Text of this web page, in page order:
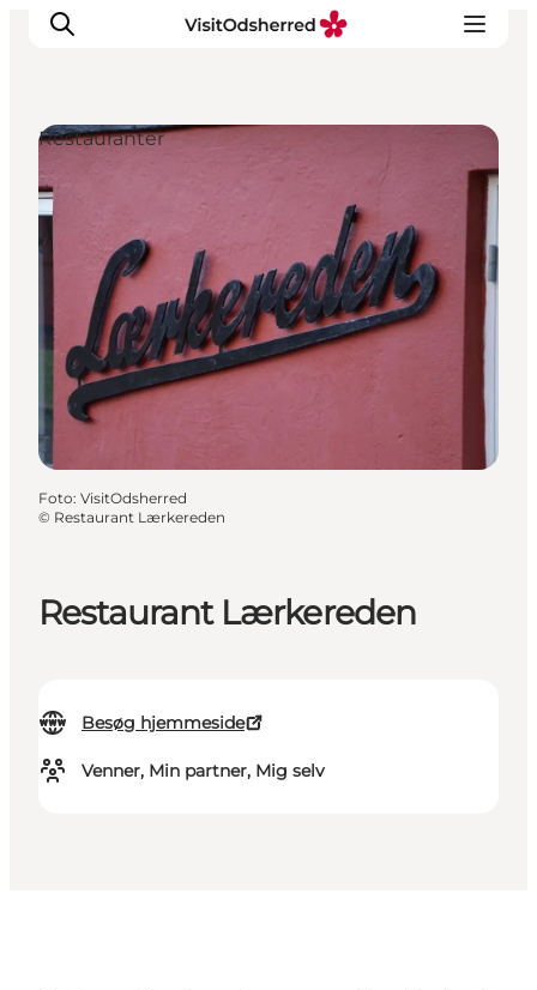
DET SKER
OPLEV
SPIS
OVERNAT
PRAKTISK
NYHEDSBREV
Restaurant Lærkereden
Besøg hjemmeside
Venner, Min partner, Mig selv
Restauranter
Foto: VisitOdsherred
© Restaurant Lærkereden